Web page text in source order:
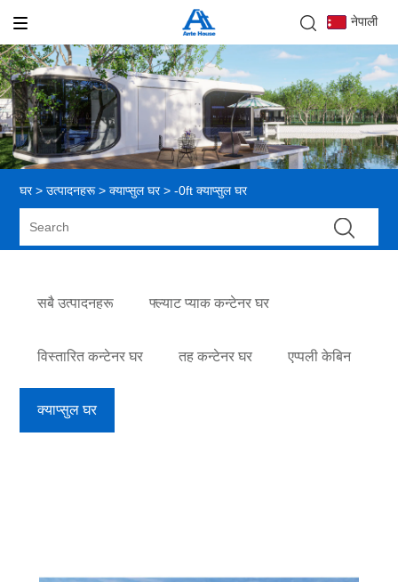
नेपाली
घर > उत्पादनहरू>क्याप्सुल घर> -0ft क्याप्सुल घर
सबै उत्पादनहरू फ्ल्याट प्याक कन्टेनर घर
विस्तारित कन्टेनर घर तह कन्टेनर घर एप्पली केबिन
क्याप्सुल घर